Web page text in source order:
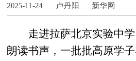
2025-11-24 卢丹阳 新华网
走进拉萨北京实验中学
朗读书声，一批批高原学